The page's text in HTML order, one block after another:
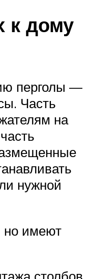
к дому
перголы —
Часть
на
нужной
но имеют